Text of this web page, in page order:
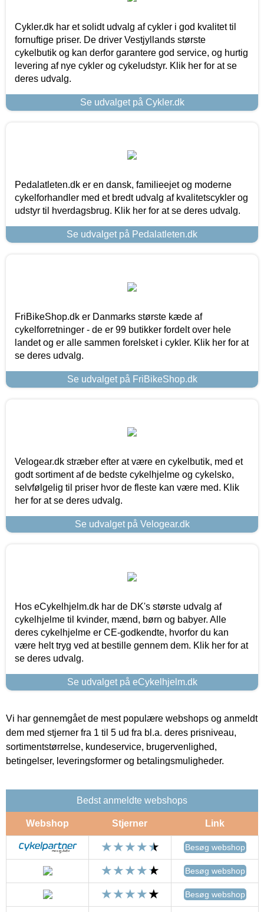
Cykler.dk har et solidt udvalg af cykler i god kvalitet til
fornuftige priser. De driver Vestjyllands største
cykelbutik og kan derfor garantere god service, og hurtig
levering af nye cykler og cykeludstyr. Klik her for at se
deres udvalg.
Se udvalget på Cykler.dk
Pedalatleten.dk er en dansk, familieejet og moderne
cykelforhandler med et bredt udvalg af kvalitetscykler og
udstyr til hverdagsbrug. Klik her for at se deres udvalg.
Se udvalget på Pedalatleten.dk
FriBikeShop.dk er Danmarks største kæde af
cykelforretninger - de er 99 butikker fordelt over hele
landet og er alle sammen forelsket i cykler. Klik her for at
se deres udvalg.
Se udvalget på FriBikeShop.dk
Velogear.dk stræber efter at være en cykelbutik, med et
godt sortiment af de bedste cykelhjelme og cykelsko,
selvfølgelig til priser hvor de fleste kan være med. Klik
her for at se deres udvalg.
Se udvalget på Velogear.dk
Hos eCykelhjelm.dk har de DK's største udvalg af
cykelhjelme til kvinder, mænd, børn og babyer. Alle
deres cykelhjelme er CE-godkendte, hvorfor du kan
være helt tryg ved at bestille gennem dem. Klik her for at
se deres udvalg.
Se udvalget på eCykelhjelm.dk
Vi har gennemgået de mest populære webshops og anmeldt
dem med stjerner fra 1 til 5 ud fra bl.a. deres prisniveau,
sortimentstørrelse, kundeservice, brugervenlighed,
betingelser, leveringsformer og betalingsmuligheder.
Bedst anmeldte webshops
Webshop Stjerner Link
Besøg webshop
Besøg webshop
Besøg webshop